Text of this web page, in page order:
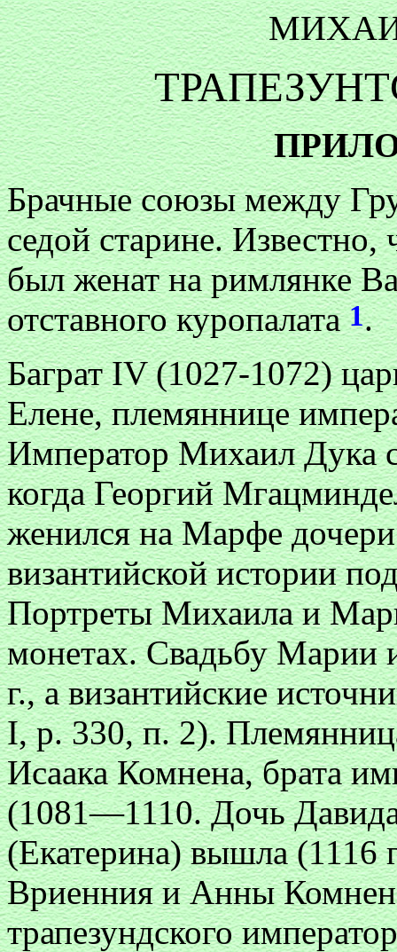
Брачные союзы между
седой старине.
был женат на римлянке
отставного куропалата1.
Баграт IV (1027-1072)
Елене, племяннице
Император Михаил Дука
когда Георгий
женился на Марфе
византийской истории
Портреты Михаила и
монетах. Свадьбу Марии
г., а византийские
I, p. 330, п. 2).
Исаака Комнена, брата
(1081—1110. Дочь
(Екатерина) вышла (1116
Вриенния и Анны
трапезундского